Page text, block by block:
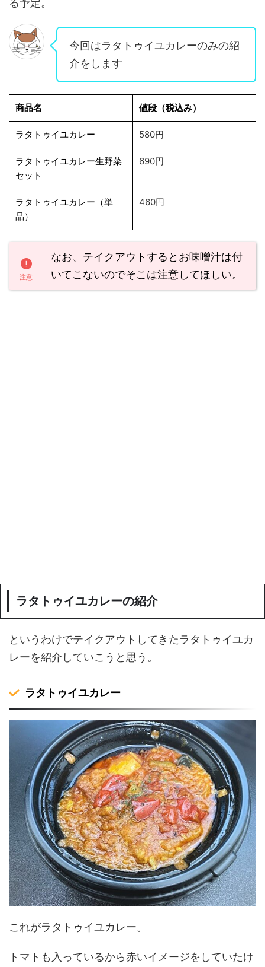
る予定。
今回はラタトゥイユカレーのみの紹
介をします
商品名 値段（税込み）
ラタトゥイユカレー 580円
ラタトゥイユカレー生野菜
セット
690円
ラタトゥイユカレー（単
品）
460円
なお、テイクアウトするとお味噌汁は付
いてこないのでそこは注意してほしい。
ラタトゥイユカレーの紹介
というわけでテイクアウトしてきたラタトゥイユカ
レーを紹介していこうと思う。
ラタトゥイユカレー
これがラタトゥイユカレー。
トマトも入っているから赤いイメージをしていたけ